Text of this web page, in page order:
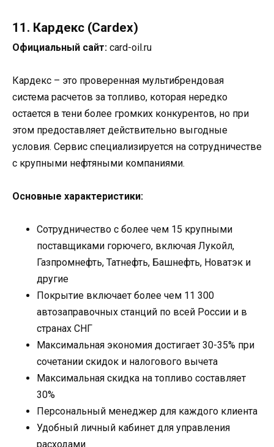
11. Кардекс (Cardex)
Официальный сайт: card-oil.ru
Кардекс – это проверенная мультибрендовая
система расчетов за топливо, которая нередко
остается в тени более громких конкурентов, но при
этом предоставляет действительно выгодные
условия. Сервис специализируется на сотрудничестве
с крупными нефтяными компаниями.
Основные характеристики:
Сотрудничество с более чем 15 крупными
поставщиками горючего, включая Лукойл,
Газпромнефть, Татнефть, Башнефть, Новатэк и
другие
Покрытие включает более чем 11 300
автозаправочных станций по всей России и в
странах СНГ
Максимальная экономия достигает 30-35% при
сочетании скидок и налогового вычета
Максимальная скидка на топливо составляет
30%
Персональный менеджер для каждого клиента
Удобный личный кабинет для управления
расходами